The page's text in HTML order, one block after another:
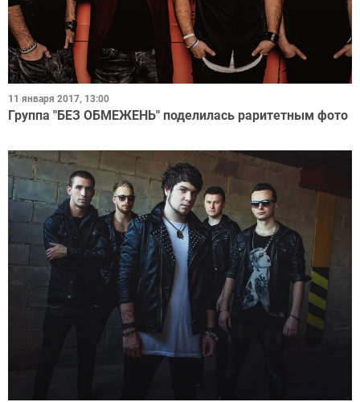
11 января 2017, 13:00
Группа "БЕЗ ОБМЕЖЕНЬ" поделилась раритетным фото